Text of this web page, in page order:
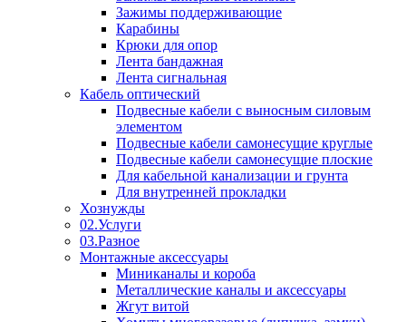
Зажимы поддерживающие
Карабины
Крюки для опор
Лента бандажная
Лента сигнальная
Кабель оптический
Подвесные кабели с выносным силовым
элементом
Подвесные кабели самонесущие круглые
Подвесные кабели самонесущие плоские
Для кабельной канализации и грунта
Для внутренней прокладки
Хознужды
02.Услуги
03.Разное
Монтажные аксессуары
Миниканалы и короба
Металлические каналы и аксессуары
Жгут витой